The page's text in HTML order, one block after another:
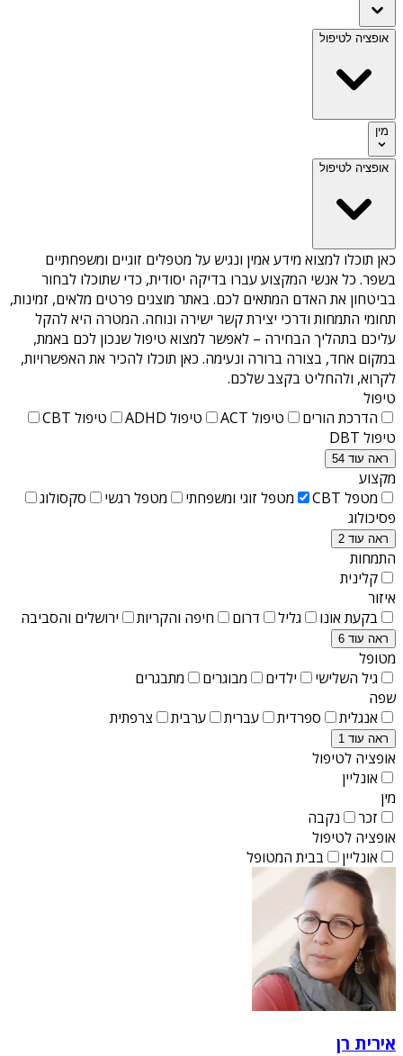
אופציה לטיפול
מין
אופציה לטיפול
כאן תוכלו למצוא מידע אמין ונגיש על מטפלים זוגיים ומשפחתיים
בשפר. כל אנשי המקצוע עברו בדיקה יסודית, כדי שתוכלו לבחור
בביטחון את האדם המתאים לכם. באתר מוצגים פרטים מלאים, זמינות,
תחומי התמחות ודרכי יצירת קשר ישירה ונוחה. המטרה היא להקל
עליכם בתהליך הבחירה – לאפשר למצוא טיפול שנכון לכם באמת,
במקום אחד, בצורה ברורה ונעימה. כאן תוכלו להכיר את האפשרויות,
לקרוא, ולהחליט בקצב שלכם.
טיפול
הדרכת הורים
טיפול ACT טיפול ADHD
טיפול CBT
טיפול DBT
ראה עוד 54
מקצוע
מטפל CBT
מטפל זוגי ומשפחתי מטפל רגשי
סקסולוג
פסיכולוג
ראה עוד 2
התמחות
קלינית
איזור
בקעת אונו
גליל דרום חיפה והקריות ירושלים והסביבה
ראה עוד 6
מטופל
גיל השלישי
ילדים מבוגרים
מתבגרים
שפה
אנגלית
ספרדית עברית ערבית צרפתית
ראה עוד 1
אופציה לטיפול
אונליין
מין
זכר
נקבה
אופציה לטיפול
אונליין
בבית המטופל
אירית רן